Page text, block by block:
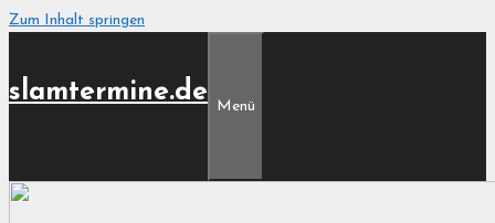
Zum Inhalt springen
slamtermine.de
Menü